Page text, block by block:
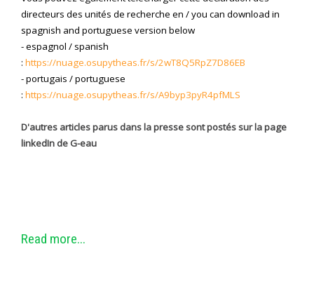
ENGINEERING
EDUCATION AND TRAINING
DOCTORAL TRAINING
THESES IN PROGRESS
MOOC
METHODS AND TOOLS
directeurs des unités de recherche en / you can download in
spagnish and portuguese version below
- espagnol / spanish
: https://nuage.osupytheas.fr/s/2wT8Q5RpZ7D86EB
- portugais / portuguese
: https://nuage.osupytheas.fr/s/A9byp3pyR4pfMLS
D'autres articles parus dans la presse sont postés sur la page
linkedIn de G-eau
Read more...